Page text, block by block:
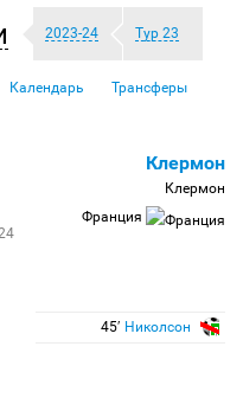
2023-24 Тур 23
Календарь Трансферы
Клермон
Клермон
Франция
45′ Николсон